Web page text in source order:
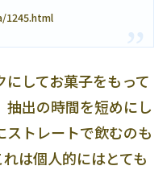
してお菓子をもって
抽出の時間を短めにし
トレートで飲むのも
は個人的にはとても